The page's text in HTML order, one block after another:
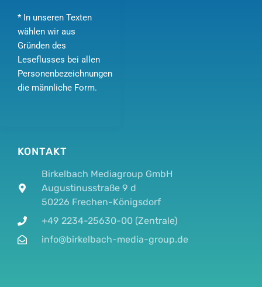
KONTAKT
Birkelbach Mediagroup GmbH
Augustinusstraße 9 d
50226 Frechen-Königsdorf
+49 2234-25630-00 (Zentrale)
info@birkelbach-media-group.de
* In unseren Texten
wählen wir aus
Gründen des
Leseflusses bei allen
Personenbezeichnungen
die männliche Form.